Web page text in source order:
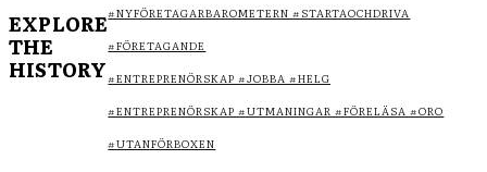
EXPLORE
THE
HISTORY
#NYFÖRETAGARBAROMETERN #STARTAOCHDRIVA
#FÖRETAGANDE
#ENTREPRENÖRSKAP #JOBBA #HELG
#ENTREPRENÖRSKAP #UTMANINGAR #FÖRELÄSA #ORO
#UTANFÖRBOXEN